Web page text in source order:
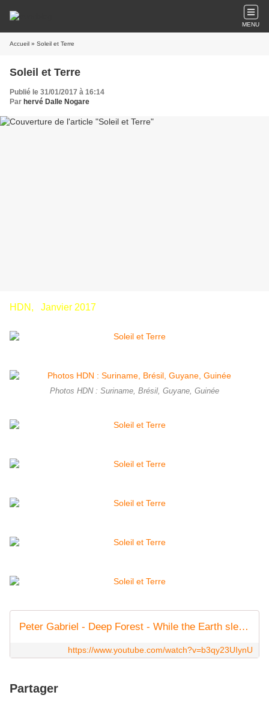
MENU
Accueil » Soleil et Terre
Soleil et Terre
Publié le 31/01/2017 à 16:14
Par hervé Dalle Nogare
HDN, Janvier 2017
Photos HDN : Suriname, Brésil, Guyane, Guinée
Peter Gabriel - Deep Forest - While the Earth sleeps (HD)
https://www.youtube.com/watch?v=b3qy23UIynU
Partager